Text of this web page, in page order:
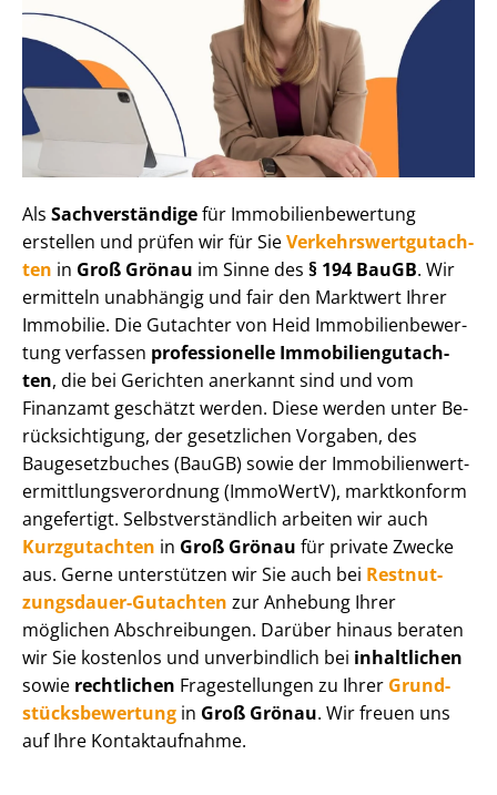
Als Sachverständigefür Im­mo­bi­li­en­be­wer­tung
erstellen und prüfen wir für SieVer­kehrs­wert­gut­ach­
ten in Groß Grönau im Sinne des § 194 BauGB. Wir
ermitteln unabhängig und fair den Marktwert Ihrer
Immobilie. Die Gutachter von Heid Im­mo­bi­li­en­be­wer­
tung verfassen professionelle Im­mo­bi­li­en­gut­ach­
ten, die bei Gerichten anerkannt sind und vom
Finanzamt geschätzt werden. Diese werden unter Be­
rück­sich­ti­gung, der gesetzlichen Vorgaben, des
Baugesetzbuches (BauGB) sowie der Im­mo­bi­li­en­wert­
ermitt­lungs­ver­ord­nung (ImmoWertV), marktkonform
angefertigt. Selbst­ver­ständ­lich arbeiten wir auch
Kurzgutachten in Groß Grönau für private Zwecke
aus. Gerne unterstützen wir Sie auch bei Rest­nut­
zungs­dau­er-Gutachten zur Anhebung Ihrer
möglichen Abschreibungen. Darüber hinaus beraten
wir Sie kostenlos und unverbindlich bei inhaltlichen
sowie rechtlichen Fragestellungen zu Ihrer Grund­
stücks­be­wer­tung in Groß Grönau. Wir freuen uns
auf Ihre Kontaktaufnahme.